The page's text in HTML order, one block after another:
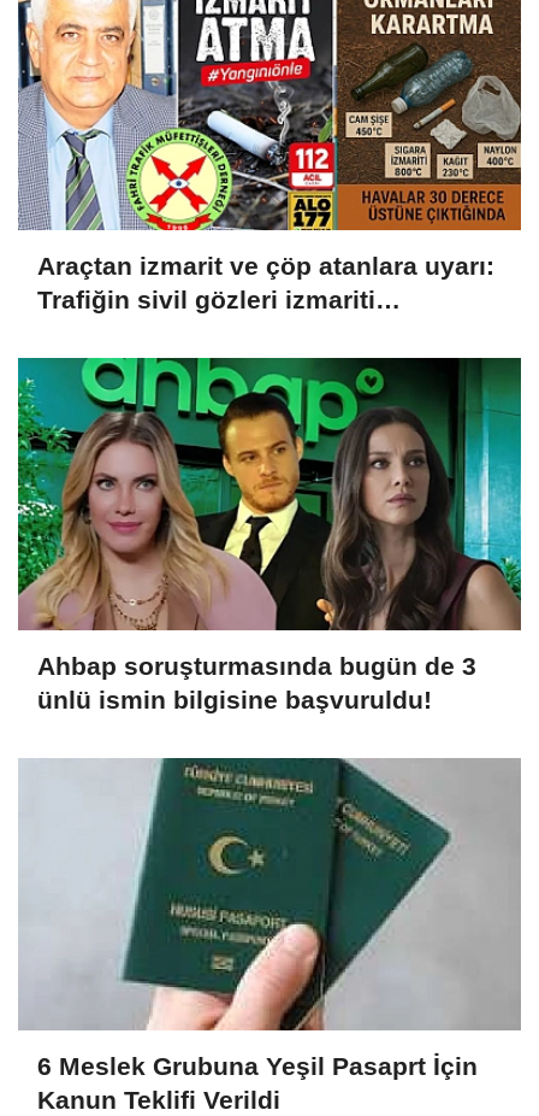
Araçtan izmarit ve çöp atanlara uyarı:
Trafiğin sivil gözleri izmariti
Ahbap soruşturmasında bugün de 3
ünlü ismin bilgisine başvuruldu!
6 Meslek Grubuna Yeşil Pasaprt İçin
Kanun Teklifi Verildi